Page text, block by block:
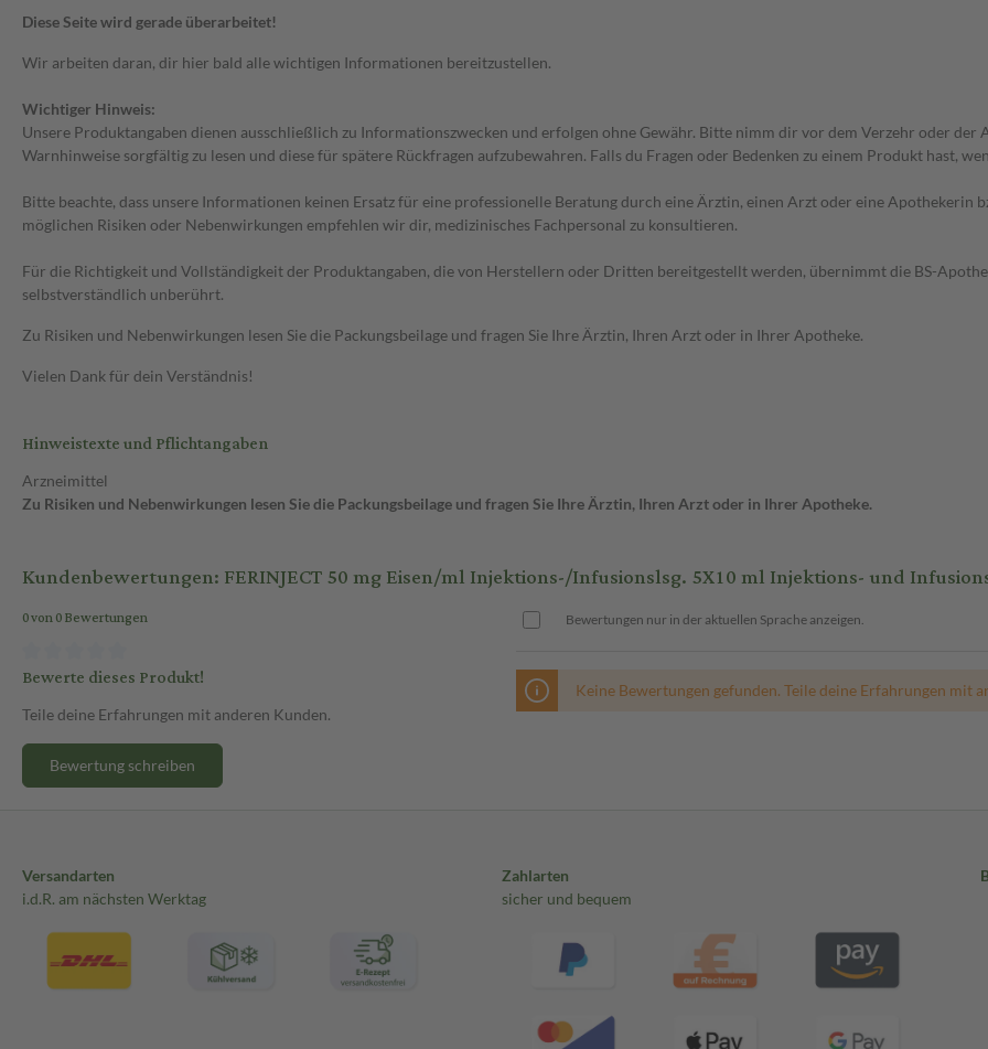
Diese Seite wird gerade überarbeitet!
Wir arbeiten daran, dir hier bald alle wichtigen Informationen bereitzustellen.
Wichtiger Hinweis:
Unsere Produktangaben dienen ausschließlich zu Informationszwecken und erfolgen ohne Gewähr. Bitte nimm dir vor dem Verzehr oder
Warnhinweise sorgfältig zu lesen und diese für spätere Rückfragen aufzubewahren. Falls du Fragen oder Bedenken zu einem Produkt hast,
Bitte beachte, dass unsere Informationen keinen Ersatz für eine professionelle Beratung durch eine Ärztin, einen Arzt oder eine Apothekerin
möglichen Risiken oder Nebenwirkungen empfehlen wir dir, medizinisches Fachpersonal zu konsultieren.
Für die Richtigkeit und Vollständigkeit der Produktangaben, die von Herstellern oder Dritten bereitgestellt werden, übernimmt die BS-
selbstverständlich unberührt.
Zu Risiken und Nebenwirkungen lesen Sie die Packungsbeilage und fragen Sie Ihre Ärztin, Ihren Arzt oder in Ihrer Apotheke.
Vielen Dank für dein Verständnis!
Hinweistexte und Pflichtangaben
Arzneimittel
Zu Risiken und Nebenwirkungen lesen Sie die Packungsbeilage und fragen Sie Ihre Ärztin, Ihren Arzt oder in Ihrer Apotheke.
Kundenbewertungen: FERINJECT 50 mg Eisen/ml Injektions-/Infusionslsg. 5X10 ml Injektions- und
0 von 0 Bewertungen
Bewerte dieses Produkt!
Teile deine Erfahrungen mit anderen Kunden.
Bewertung schreiben
Bewertungen nur in der aktuellen Sprache anzeigen.
Keine Bewertungen gefunden. Teile deine Erfahrungen mit
Versandarten
i.d.R. am nächsten Werktag
Zahlarten
sicher und bequem